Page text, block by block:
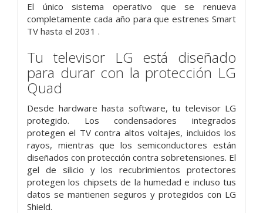
El único sistema operativo que se renueva
completamente cada año para que estrenes Smart
TV hasta el 2031 .
Tu televisor LG está diseñado
para durar con la protección LG
Quad
Desde hardware hasta software, tu televisor LG
protegido. Los condensadores integrados
protegen el TV contra altos voltajes, incluidos los
rayos, mientras que los semiconductores están
diseñados con protección contra sobretensiones. El
gel de silicio y los recubrimientos protectores
protegen los chipsets de la humedad e incluso tus
datos se mantienen seguros y protegidos con LG
Shield.